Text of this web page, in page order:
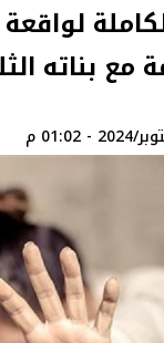
بناته